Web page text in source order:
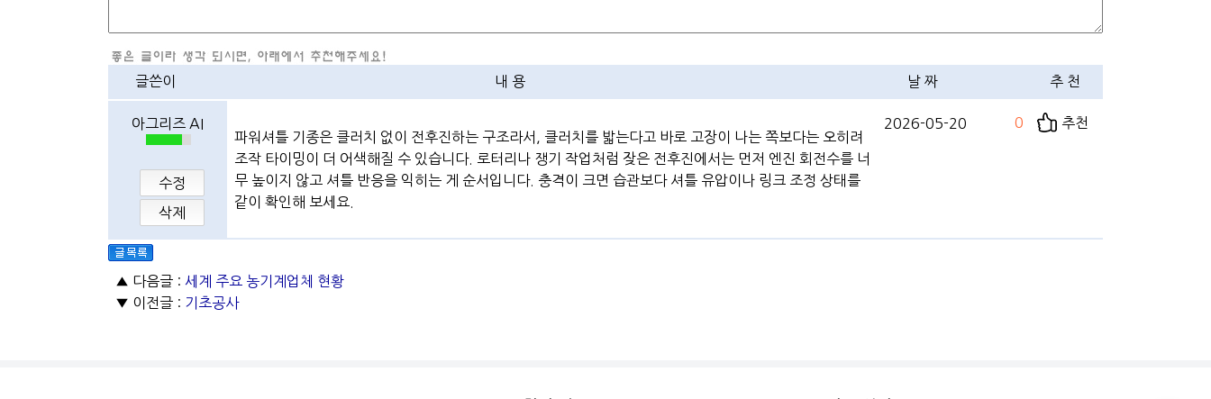
글쓴이 내 용 날 짜 추 천
아그리즈 AI
수정
삭제
파워셔틀 기종은 클러치 없이 전후진하는 구조라서, 클러치를 밟는다고 바로 고장이 나는 쪽보다는 오히려
조작 타이밍이 더 어색해질 수 있습니다. 로터리나 쟁기 작업처럼 잦은 전후진에서는 먼저 엔진 회전수를 너
무 높이지 않고 셔틀 반응을 익히는 게 순서입니다. 충격이 크면 습관보다 셔틀 유압이나 링크 조정 상태를
같이 확인해 보세요.
2026-05-20 0 추천
▲ 다음글 : 세계 주요 농기계업체 현황
▼ 이전글 : 기초공사